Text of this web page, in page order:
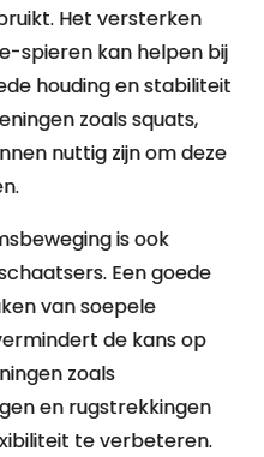
Het versterken
spieren kan helpen bij
houding en stabiliteit
zoals squats,
nuttig zijn om deze
is ook
Een goede
van soepele
de kans op
zoals
en rugstrekkingen
te verbeteren.